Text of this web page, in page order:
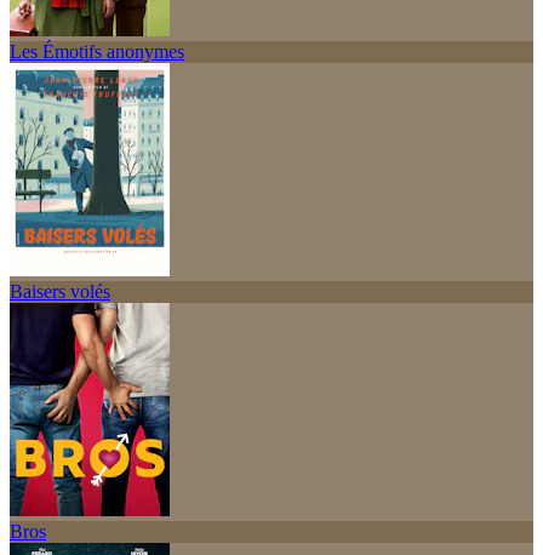
Les Émotifs anonymes
Baisers volés
Bros